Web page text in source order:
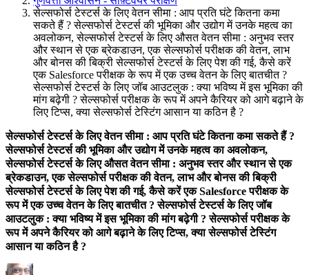
सेल्सफोर्स टेस्टर्स के लिए वेतन सीमा : आप प्रति घंटे कितना कमा
सकते हैं ? सेल्सफोर्स टेस्टर्स की भूमिका और उद्योग में उनके महत्व का
अवलोकन, सेल्सफोर्स टेस्टर्स के लिए औसत वेतन सीमा : अनुभव स्तर
और स्थान से एक ब्रेकडाउन, एक सेल्सफोर्स परीक्षक की वेतन, लाभ
और बोनस की बिक्री सेल्सफोर्स टेस्टर्स के लिए पेश की गई, कैसे करें
एक Salesforce परीक्षक के रूप में एक उच्च वेतन के लिए बातचीत ?
सेल्सफोर्स टेस्टर्स के लिए जॉब आउटलुक : क्या भविष्य में इस भूमिका की
मांग बढ़ेगी ? सेल्सफोर्स परीक्षक के रूप में अपने कैरियर को आगे बढ़ाने के
लिए टिप्स, क्या सेल्सफोर्स टेस्टिंग आसान या कठिन है ?
सेल्सफोर्स टेस्टर्स के लिए वेतन सीमा : आप प्रति घंटे कितना कमा सकते हैं ?
सेल्सफोर्स टेस्टर्स की भूमिका और उद्योग में उनके महत्व का अवलोकन,
सेल्सफोर्स टेस्टर्स के लिए औसत वेतन सीमा : अनुभव स्तर और स्थान से एक
ब्रेकडाउन, एक सेल्सफोर्स परीक्षक की वेतन, लाभ और बोनस की बिक्री
सेल्सफोर्स टेस्टर्स के लिए पेश की गई, कैसे करें एक Salesforce परीक्षक के
रूप में एक उच्च वेतन के लिए बातचीत ? सेल्सफोर्स टेस्टर्स के लिए जॉब
आउटलुक : क्या भविष्य में इस भूमिका की मांग बढ़ेगी ? सेल्सफोर्स परीक्षक के
रूप में अपने कैरियर को आगे बढ़ाने के लिए टिप्स, क्या सेल्सफोर्स टेस्टिंग
आसान या कठिन है ?